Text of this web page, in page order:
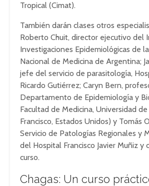
Tropical (Cimat).
También darán clases otros
Roberto Chuit, director ejecutivo del
Investigaciones Epidemiológicas de
Nacional de Medicina de Argentina;
jefe del servicio de parasitología,
Ricardo Gutiérrez; Caryn Bern,
Departamento de Epidemiología y
Facultad de Medicina, Universidad
Francisco, Estados Unidos) y Tomás
Servicio de Patologías Regionales y
del Hospital Francisco Javier Muñiz
curso.
Chagas: Un curso